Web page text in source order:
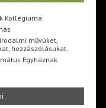
Kollégiuma
művüket,
hozzászólásukat.
Egyháznak